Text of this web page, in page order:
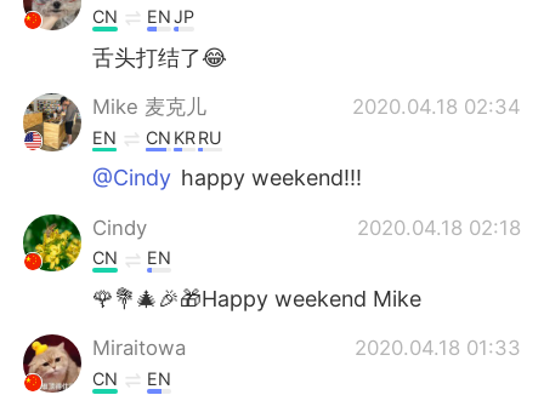
CN ENJP
舌头打结了😂
Mike 麦克儿 2020.04.18 02:34
EN CN KRRU
@Cindy happy weekend!!!
Cindy 2020.04.18 02:18
CN EN
🌹💐🎄🎉🎁Happy weekend Mike
Miraitowa 2020.04.18 01:33
CN EN